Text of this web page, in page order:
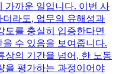
가까운 일입니다. 이번 사
라도, 업무의 유해성과
도를 충실히 입증한다면
수 있음을 보여줍니다.
상의 기간을 넘어, 한 노동
을 평가하는 과정이어야